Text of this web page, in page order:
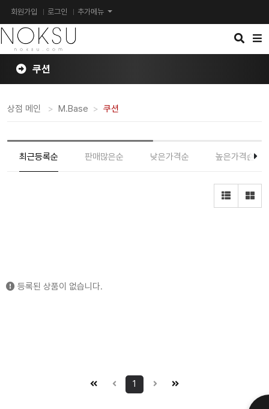
회원가입 로그인 추가메뉴
검
버
메
버
쿠션
상점 메인 M.Base 쿠션
최근등록순 판매많은순 낮은가격순 높은가격순
등록된 상품이 없습니다.
1